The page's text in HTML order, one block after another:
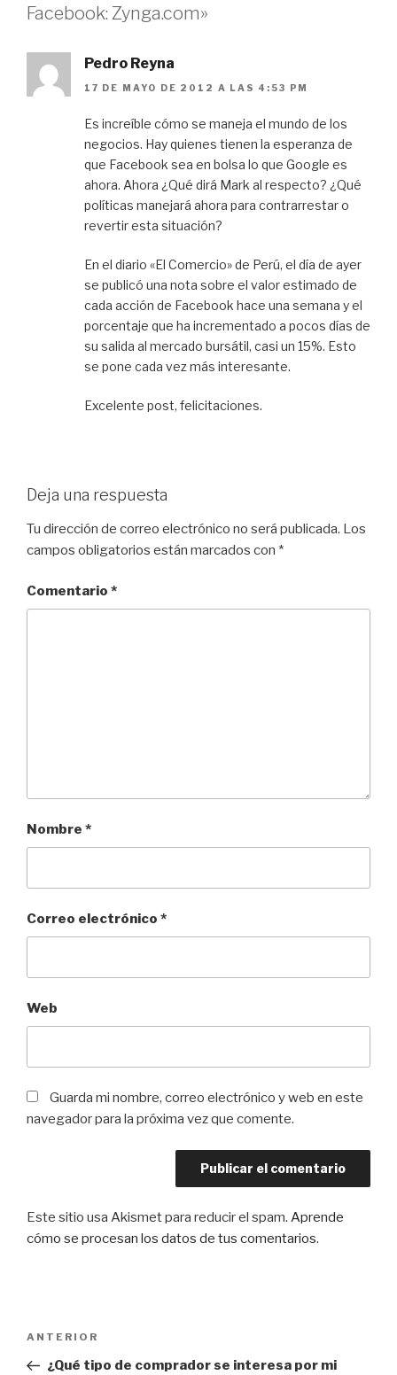
Facebook: Zynga.com»
Pedro Reyna
17 DE MAYO DE 2012 A LAS 4:53 PM
Es increíble cómo se maneja el mundo de los
negocios. Hay quienes tienen la esperanza de
que Facebook sea en bolsa lo que Google es
ahora. Ahora ¿Qué dirá Mark al respecto? ¿Qué
políticas manejará ahora para contrarrestar o
revertir esta situación?
En el diario «El Comercio» de Perú, el día de ayer
se publicó una nota sobre el valor estimado de
cada acción de Facebook hace una semana y el
porcentaje que ha incrementado a pocos días de
su salida al mercado bursátil, casi un 15%. Esto
se pone cada vez más interesante.
Excelente post, felicitaciones.
Deja una respuesta
Tu dirección de correo electrónico no será publicada. Los
campos obligatorios están marcados con *
Comentario *
Nombre *
Correo electrónico *
Web
Guarda mi nombre, correo electrónico y web en este
navegador para la próxima vez que comente.
Este sitio usa Akismet para reducir el spam. Aprende
cómo se procesan los datos de tus comentarios.
Entrada
anterior:
ANTERIOR
¿Qué tipo de comprador se interesa por mi